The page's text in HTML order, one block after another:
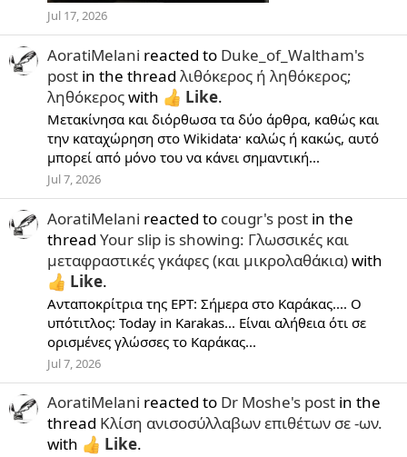
Jul 17, 2026
AoratiMelani reacted to Duke_of_Waltham's
post in the thread λιθόκερος ή ληθόκερος;
ληθόκεροςwith Like.
Μετακίνησα και διόρθωσα τα δύο άρθρα, καθώς και
την καταχώρηση στο Wikidata· καλώς ή κακώς, αυτό
μπορεί από μόνο του να κάνει σημαντική...
Jul 7, 2026
AoratiMelani reacted to cougr's post in the
thread Your slip is showing: Γλωσσικές και
μεταφραστικές γκάφες (και μικρολαθάκια)with
Like.
Ανταποκρίτρια της ΕΡΤ: Σήμερα στο Καράκας.... Ο
υπότιτλος: Today in Karakas... Είναι αλήθεια ότι σε
ορισμένες γλώσσες το Καράκας...
Jul 7, 2026
AoratiMelani reacted to Dr Moshe's post in the
thread Κλίση ανισοσύλλαβων επιθέτων σε -ων.
with
Like.